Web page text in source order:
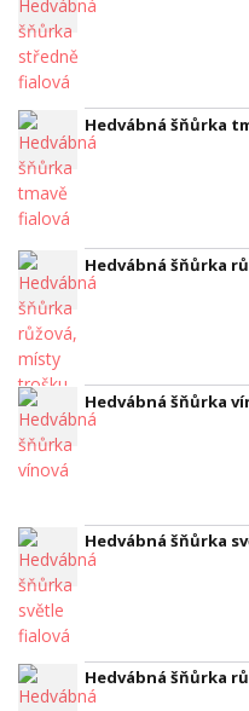
Hedvábná šňůrka
Hedvábná šňůrka
Hedvábná šňůrka
Hedvábná šňůrka
Hedvábná šňůrka